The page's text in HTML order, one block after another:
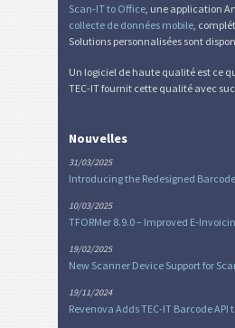
Scan-IT to Office , une application
collecte de données mobile ,
Solutions personnalisées sont
Un logiciel de haute qualité est ce
TEC-IT fournit cette qualité avec
Nouvelles
31/03/2025
Introducing the Redesigned
10/03/2025
TFORMer 8.9.0 – Improved E-
19/02/2025
New Scanner Device Support for
19/11/2024
Revenova Adds TEC-IT Barcode API